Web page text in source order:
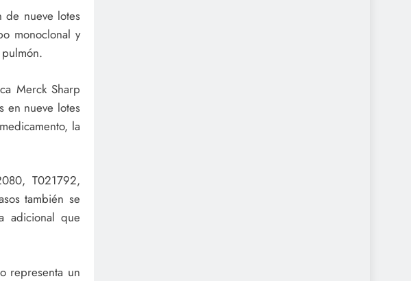
nueve lotes
monoclonal y
Merck Sharp
en nueve lotes
la
T021792,
también se
adicional que
representa un